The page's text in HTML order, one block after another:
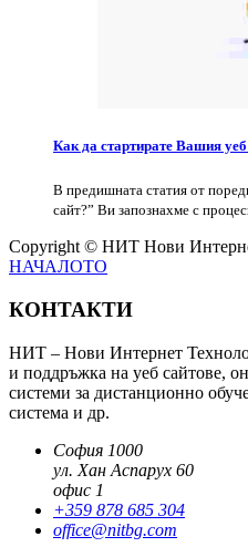
Как да стартирате Вашия
В предишната статия от
сайт?” Ви запознахме с
Copyright © НИТ Нови
НАЧАЛОТО
КОНТАКТИ
НИТ – Нови Интернет
и поддръжка на уеб сайтове,
системи за дистанционно
система и др.
София 1000
ул. Хан Аспарух 60
офис 1
+359 878 685 304
office@nitbg.com